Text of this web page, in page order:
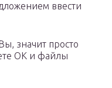
ввести
значит просто
ОК и файлы